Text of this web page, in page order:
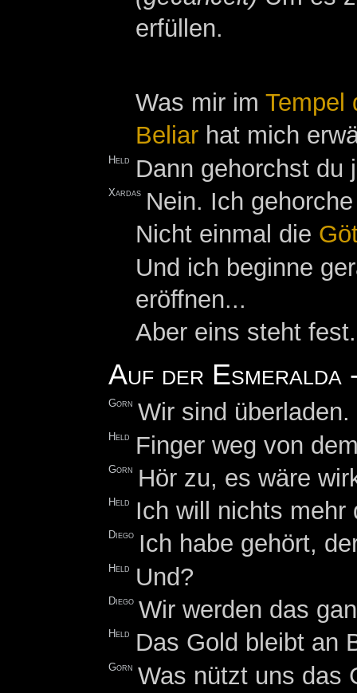
erfüllen.
Was mir imTempel
Beliar hat mich
Held Dann gehorchst
Xardas Nein. Ich
Nicht einmal die
Und ich beginne
eröffnen...
Aber eins steht
Auf der Esmeralda
Gorn Wir sind
Held Finger weg von
Gorn Hör zu, es wäre
Held Ich will nichts mehr
Diego Ich habe gehört,
Held Und?
Diego Wir werden das
Held Das Gold bleibt an
Gorn Was nützt uns das